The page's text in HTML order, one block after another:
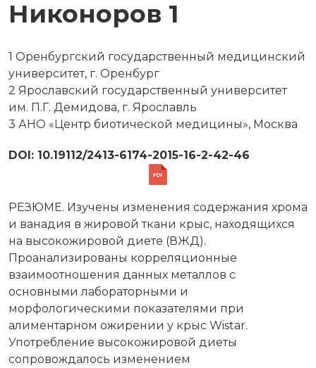
Никоноров 1
1 Оренбургский государственный медицинский
университет, г. Оренбург
2 Ярославский государственный университет
им. П.Г. Демидова, г. Ярославль
3 АНО «Центр биотической медицины», Москва
DOI: 10.19112/2413-6174-2015-16-2-42-46
РЕЗЮМЕ. Изучены изменения содержания хрома
и ванадия в жировой ткани крыс, находящихся
на высокожировой диете (ВЖД).
Проанализированы корреляционные
взаимоотношения данных металлов с
основными лабораторными и
морфологическими показателями при
алиментарном ожирении у крыс Wistar.
Употребление высокожировой диеты
сопровождалось изменением